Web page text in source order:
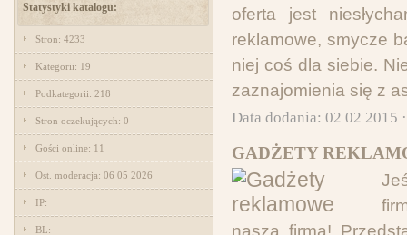
Statystyki katalogu:
Stron: 4233
Kategorii: 19
Podkategorii: 218
Stron oczekujących: 0
Gości online: 11
Ost. moderacja: 06 05 2026
IP:
BL:
oferta jest
reklamowe, smycze
niej coś dla siebie.
zaznajomienia się z
Data dodania: 02 02 2015
GADŻETY
nasza firma!